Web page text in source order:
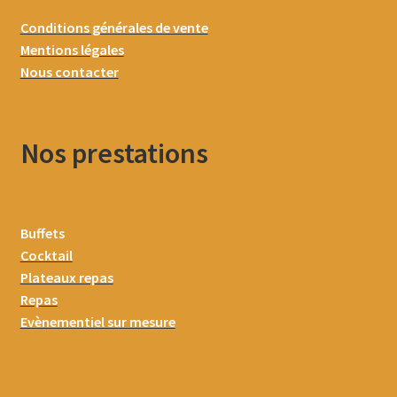
Conditions générales de vente
Mentions légales
Nous contacter
Nos prestations
Buffets
Cocktail
Plateaux repas
Repas
Evènementiel sur mesure